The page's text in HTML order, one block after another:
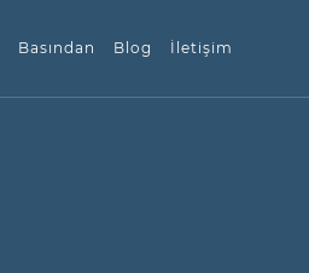
Basından Blog İletişim